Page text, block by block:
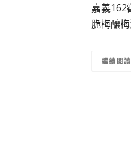
嘉義162
脆梅釀